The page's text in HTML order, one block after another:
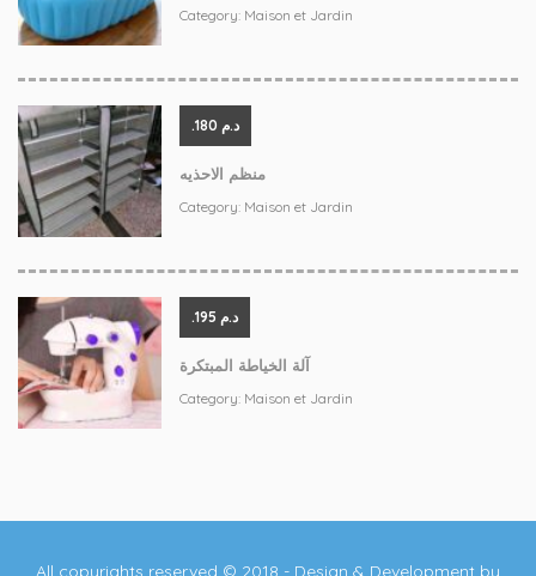
Category: Maison et Jardin
.د.م 180
منظم الاحذيه
Category: Maison et Jardin
.د.م 195
آلة الخياطة المبتكرة
Category: Maison et Jardin
All copyrights reserved © 2018 - Design & Development by